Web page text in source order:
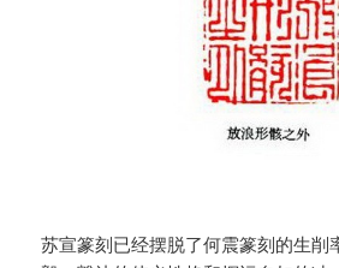
苏宣篆刻已经摆脱了何震篆刻的生削